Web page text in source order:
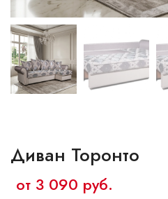
Ваш город: Минск Гомель
Сморгонь
Диван Торонто
от 3 090 руб.